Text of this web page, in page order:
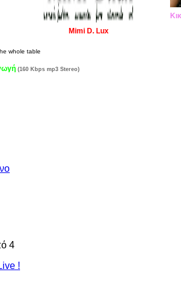
Mimi D. Lux
(160 Kbps mp3 Stereo)
4